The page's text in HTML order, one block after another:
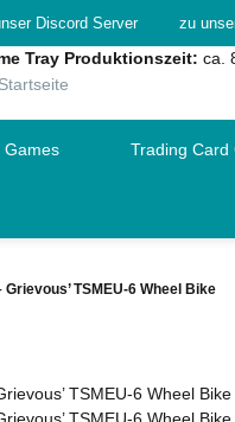
Discord Server zu
Tray Produktionszeit: ca.
Games Trading Card
TSMEU-6 Wheel Bike